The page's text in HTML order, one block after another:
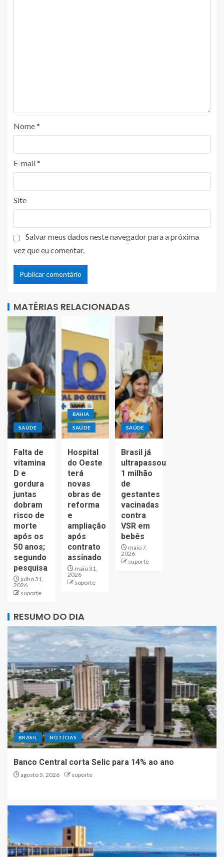
Nome*
E-mail*
Site
Salvar meus dados neste navegador para a próxima
vez que eu comentar.
MATÉRIAS RELACIONADAS
SAÚDE
Falta de
vitamina
D e
gordura
juntas
dobram
risco de
morte
após os
50 anos;
segundo
pesquisa
julho 31,
2026
suporte
BAHIA
SAÚDE
Hospital
do Oeste
terá
novas
obras de
reforma
e
ampliação
após
contrato
assinado
maio 31,
2026
suporte
SAÚDE
Brasil já
ultrapassou
1 milhão
de
gestantes
vacinadas
contra
VSR em
bebês
maio 7,
2026
suporte
RESUMO DO DIA
BRASIL NOTÍCIAS
Banco Central corta Selic para 14% ao ano
agosto 5, 2026 suporte